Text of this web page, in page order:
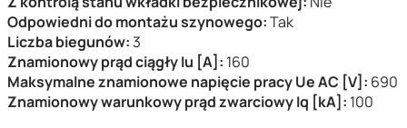
Odpowiedni do montażu szynowego:Tak
Liczba biegunów: 3
Znamionowy prąd ciągły Iu [A]: 160
Maksymalne znamionowe napięcie pracy Ue AC [V]: 690
Znamionowy warunkowy prąd zwarciowy Iq [kA]: 100